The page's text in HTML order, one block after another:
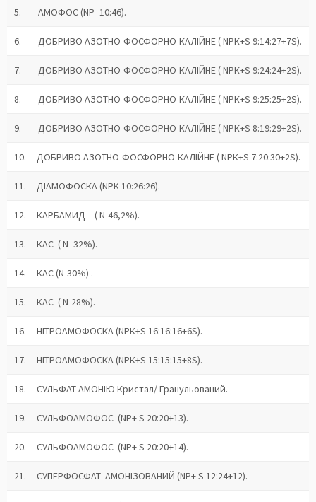
5. АМОФОС (NP- 10:46).
6. ДОБРИВО АЗОТНО-ФОСФОРНО-КАЛІЙНЕ ( NPК+S 9:14:27+7S).
7. ДОБРИВО АЗОТНО-ФОСФОРНО-КАЛІЙНЕ ( NPК+S 9:24:24+2S).
8. ДОБРИВО АЗОТНО-ФОСФОРНО-КАЛІЙНЕ ( NPК+S 9:25:25+2S).
9. ДОБРИВО АЗОТНО-ФОСФОРНО-КАЛІЙНЕ ( NPК+S 8:19:29+2S).
10. ДОБРИВО АЗОТНО-ФОСФОРНО-КАЛІЙНЕ ( NPК+S 7:20:30+2S).
11. ДІАМОФОСКА (NPK 10:26:26).
12. КАРБАМИД – ( N-46,2%).
13. КАС ( N -32%).
14. КАС (N-30%) .
15. КАС ( N-28%).
16. НІТРОАМОФОСКА (NPК+S 16:16:16+6S).
17. НІТРОАМОФОСКА (NPК+S 15:15:15+8S).
18. СУЛЬФАТ АМОНІЮ Кристал/ Гранульований.
19. СУЛЬФОАМОФОС (NP+ S 20:20+13).
20. СУЛЬФОАМОФОС (NP+ S 20:20+14).
21. СУПЕРФОСФАТ АМОНІЗОВАНИЙ (NP+ S 12:24+12).